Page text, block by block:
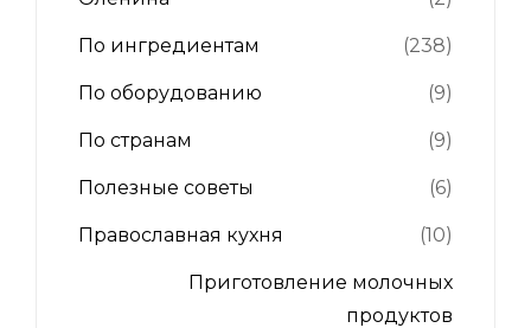
По ингредиентам (238)
По оборудованию (9)
По странам (9)
Полезные советы (6)
Православная кухня (10)
Приготовление молочных
продуктов